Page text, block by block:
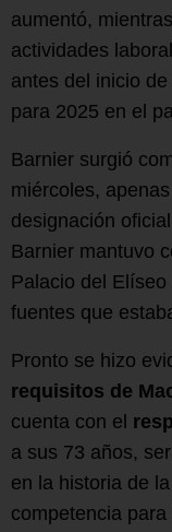
aumentó,
actividades
antes del inicio
para 2025 en el
Barnier surgió
miércoles,
designación
Barnier mantuvo
Palacio del
fuentes que
Pronto se hizo
requisitos de
cuenta con el
a sus 73 años,
en la historia de
competencia